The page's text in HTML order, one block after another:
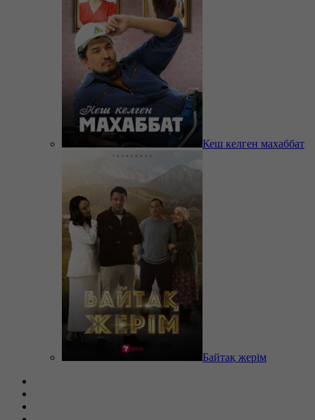
Кеш келген махаббат
Байтақ жерім